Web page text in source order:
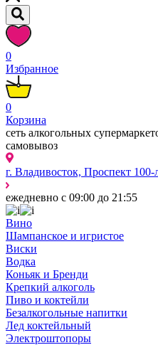
0
Избранное
0
Корзина
сеть алкогольных
самовывоз
г. Владивосток, Проспект
ежедневно с 09:00 до 21:55
Вино
Шампанское и игристое
Виски
Водка
Коньяк и Бренди
Крепкий алкоголь
Пиво и коктейли
Безалкогольные напитки
Лед коктейльный
Электроштопоры